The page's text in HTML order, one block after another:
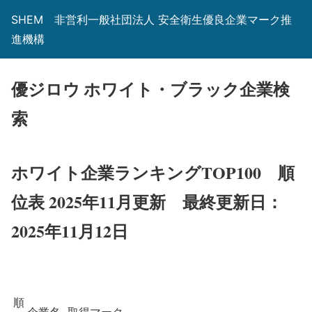
SHEM 非営利一般社団法人 安全衛生優良企業マーク推
進機構
優ジロウ ホワイト・ブラック企業検
索
ホワイト企業ランキングTOP100 順
位表 2025年11月更新 最終更新日：
2025年11月12日
順